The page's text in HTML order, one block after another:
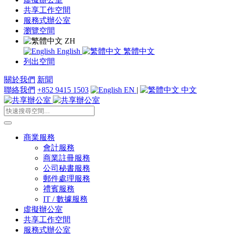
共享工作空間
服務式辦公室
瀏覽空間
ZH
English
繁體中文
列出空間
關於我們 新聞
聯絡我們 +852 9415 1503 EN | 中文
商業服務
會計服務
商業註冊服務
公司秘書服務
郵件處理服務
禮賓服務
IT / 數據服務
虛擬辦公室
共享工作空間
服務式辦公室